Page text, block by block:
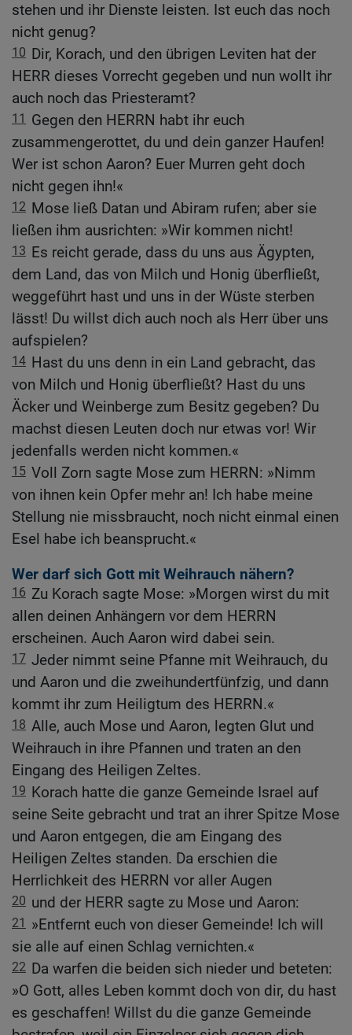
stehen und ihr Dienste leisten. Ist euch das noch
nicht genug?
10 Dir, Korach, und den übrigen Leviten hat der
HERR dieses Vorrecht gegeben und nun wollt ihr
auch noch das Priesteramt?
11
Gegen den HERRN habt ihr euch
zusammengerottet, du und dein ganzer Haufen!
Wer ist schon Aaron? Euer Murren geht doch
nicht gegen ihn!«
12 Mose ließ Datan und Abiram rufen; aber sie
ließen ihm ausrichten: »Wir kommen nicht!
13 Es reicht gerade, dass du uns aus Ägypten,
dem Land, das von Milch und Honig überfließt,
weggeführt hast und uns in der Wüste sterben
lässt! Du willst dich auch noch als Herr über uns
aufspielen?
14 Hast du uns denn in ein Land gebracht, das
von Milch und Honig überfließt? Hast du uns
Äcker und Weinberge zum Besitz gegeben? Du
machst diesen Leuten doch nur etwas vor! Wir
jedenfalls werden nicht kommen.«
15 Voll Zorn sagte Mose zum HERRN: »Nimm
von ihnen kein Opfer mehr an! Ich habe meine
Stellung nie missbraucht, noch nicht einmal einen
Esel habe ich beansprucht.«
Wer darf sich Gott mit Weihrauch nähern?
16 Zu Korach sagte Mose: »Morgen wirst du mit
allen deinen Anhängern vor dem HERRN
erscheinen. Auch Aaron wird dabei sein.
17 Jeder nimmt seine Pfanne mit Weihrauch, du
und Aaron und die zweihundertfünfzig, und dann
kommt ihr zum Heiligtum des HERRN.«
18 Alle, auch Mose und Aaron, legten Glut und
Weihrauch in ihre Pfannen und traten an den
Eingang des Heiligen Zeltes.
19 Korach hatte die ganze Gemeinde Israel auf
seine Seite gebracht und trat an ihrer Spitze Mose
und Aaron entgegen, die am Eingang des
Heiligen Zeltes standen. Da erschien die
Herrlichkeit des HERRN vor aller Augen
20 und der HERR sagte zu Mose und Aaron:
21
»Entfernt euch von dieser Gemeinde! Ich will
sie alle auf einen Schlag vernichten.«
22 Da warfen die beiden sich nieder und beteten:
»O Gott, alles Leben kommt doch von dir, du hast
es geschaffen! Willst du die ganze Gemeinde